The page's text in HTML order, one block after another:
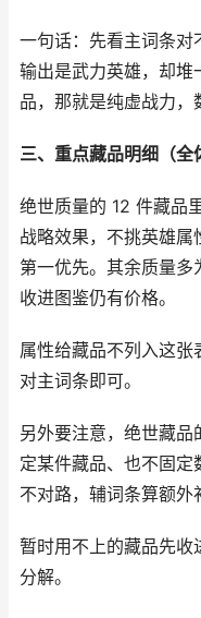
一句话：先看主词条对
输出是武力英雄，却堆
品，那就是纯虚战力，
三、重点藏品明细（全
绝世质量的 12 件藏品
战略效果，不挑英雄属
第一优先。其余质量多
收进图鉴仍有价格。
属性给藏品不列入这
对主词条即可。
另外要注意，绝世藏
定某件藏品、也不固
不对路，辅词条算额外
暂时用不上的藏品先收
分解。